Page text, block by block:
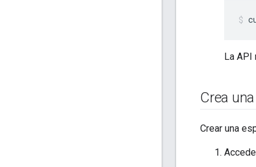
La API
Crea
Crear una